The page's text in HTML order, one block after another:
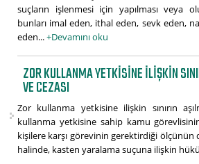
suçların işlenmesi için yapılması veya
bunları imal eden, ithal eden, sevk eden,
eden...+Devamını oku
ZOR KULLANMA YETKISINE ILIŞKIN
VE CEZASI
Zor kullanma yetkisine ilişkin sınırın
kullanma yetkisine sahip kamu
kişilere karşı görevinin gerektirdiği ölçünün
halinde, kasten yaralama suçuna ilişkin